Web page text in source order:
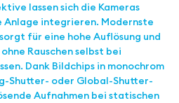
lassen sich die Kameras
Anlage integrieren. Modernste
für eine hohe Auflösung und
Rauschen selbst bei
Dank Bildchips in monochrom
Shutter- oder Global-Shutter-
Aufnahmen bei statischen